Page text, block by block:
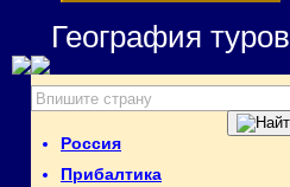
География туров
Россия
Прибалтика